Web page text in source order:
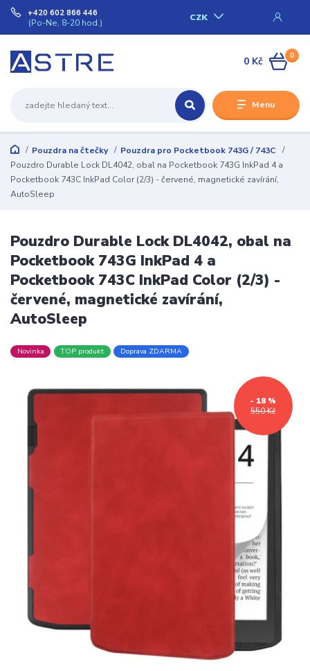
Menu
CZK
+420 602 866 446
(Po-Ne, 8-20 hod.)
0
0 Kč
Pouzdra na čtečky
Pouzdra pro Pocketbook 743G / 743C
Pouzdro Durable Lock DL4042, obal na Pocketbook 743G InkPad 4 a
Pocketbook 743C InkPad Color (2/3) - červené, magnetické zavírání,
AutoSleep
Pouzdro Durable Lock DL4042, obal na
Pocketbook 743G InkPad 4 a
Pocketbook 743C InkPad Color (2/3) -
červené, magnetické zavírání,
AutoSleep
Novinka TOP produkt Doprava ZDARMA
550 Kč
- 18 %